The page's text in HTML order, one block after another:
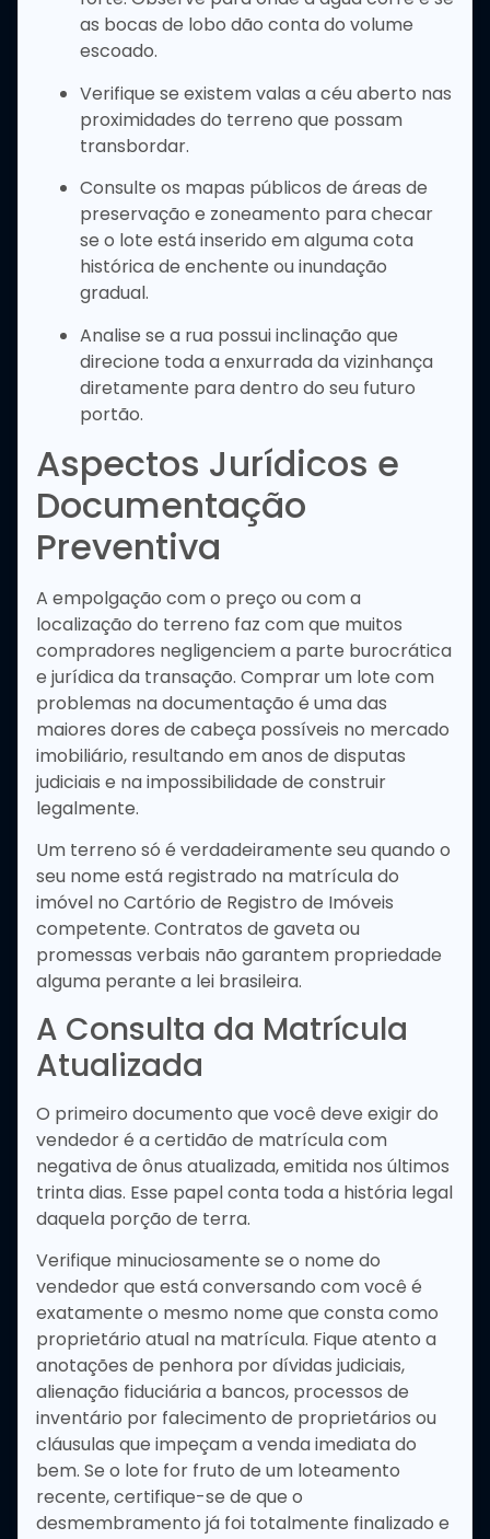
as bocas de lobo dão conta do volume
escoado.
Verifique se existem valas a céu aberto nas
proximidades do terreno que possam
transbordar.
Consulte os mapas públicos de áreas de
preservação e zoneamento para checar
se o lote está inserido em alguma cota
histórica de enchente ou inundação
gradual.
Analise se a rua possui inclinação que
direcione toda a enxurrada da vizinhança
diretamente para dentro do seu futuro
portão.
Aspectos Jurídicos e
Documentação
Preventiva
A empolgação com o preço ou com a
localização do terreno faz com que muitos
compradores negligenciem a parte burocrática
e jurídica da transação. Comprar um lote com
problemas na documentação é uma das
maiores dores de cabeça possíveis no mercado
imobiliário, resultando em anos de disputas
judiciais e na impossibilidade de construir
legalmente.
Um terreno só é verdadeiramente seu quando o
seu nome está registrado na matrícula do
imóvel no Cartório de Registro de Imóveis
competente. Contratos de gaveta ou
promessas verbais não garantem propriedade
alguma perante a lei brasileira.
A Consulta da Matrícula
Atualizada
O primeiro documento que você deve exigir do
vendedor é a certidão de matrícula com
negativa de ônus atualizada, emitida nos últimos
trinta dias. Esse papel conta toda a história legal
daquela porção de terra.
Verifique minuciosamente se o nome do
vendedor que está conversando com você é
exatamente o mesmo nome que consta como
proprietário atual na matrícula. Fique atento a
anotações de penhora por dívidas judiciais,
alienação fiduciária a bancos, processos de
inventário por falecimento de proprietários ou
cláusulas que impeçam a venda imediata do
bem. Se o lote for fruto de um loteamento
recente, certifique-se de que o
desmembramento já foi totalmente finalizado e